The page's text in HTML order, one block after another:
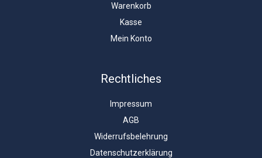
Warenkorb
Kasse
Mein Konto
Rechtliches
Impressum
AGB
Widerrufsbelehrung
Datenschutzerklärung